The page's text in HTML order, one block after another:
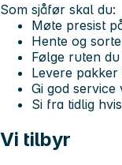
Som sjåfør skal du:
Møte presist
Hente og
Følge ruten
Levere
Gi god service
Si fra tidlig
Vi tilbyr